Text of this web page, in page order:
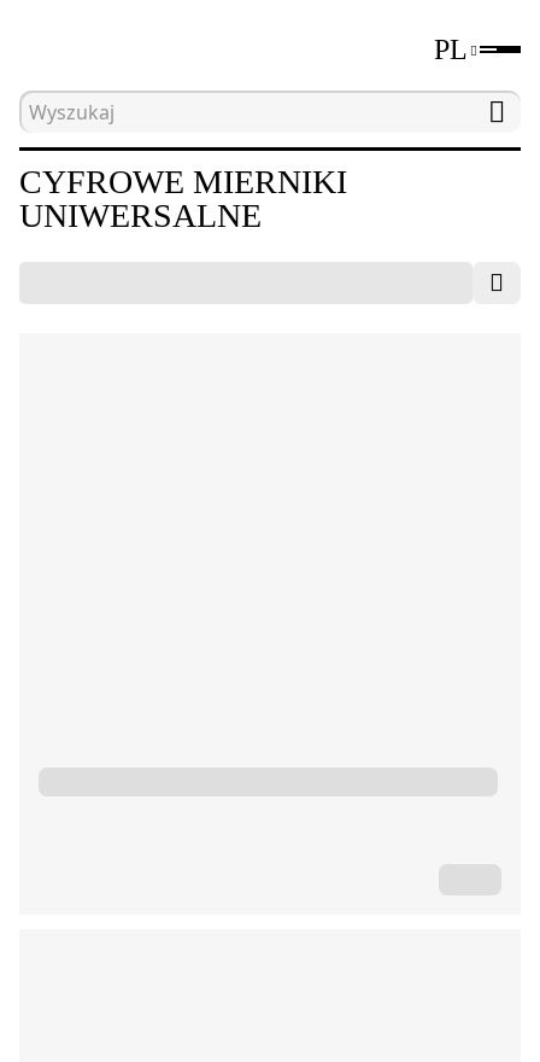
PL
Strona główna Elektryczne narzędzia
CYFROWE MIERNIKI
UNIWERSALNE